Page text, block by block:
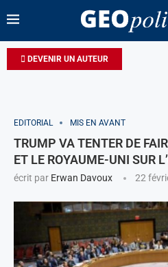
DEVENIR UN AUTEUR
EDITORIAL MIS EN AVANT
TRUMP VA TENTER DE
ET LE ROYAUME-UNI SUR
écrit par Erwan Davoux 22